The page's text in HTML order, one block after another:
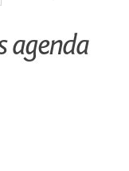
agenda